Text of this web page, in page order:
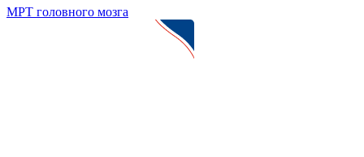
МРТ головного мозга